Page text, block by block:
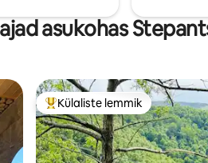
asukohas
Külaliste suur lemmik
Külaliste lemmik